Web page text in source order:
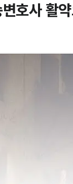
호사 활